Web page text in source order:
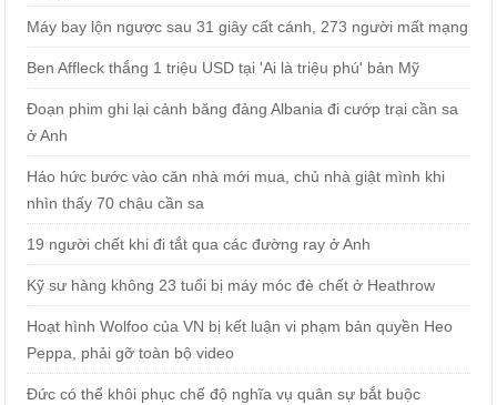
Máy bay lộn ngược sau 31 giây cất cánh, 273 người mất mạng
Ben Affleck thắng 1 triệu USD tại 'Ai là triệu phú' bản Mỹ
Đoạn phim ghi lại cảnh băng đảng Albania đi cướp trại cần sa
ở Anh
Háo hức bước vào căn nhà mới mua, chủ nhà giật mình khi
nhìn thấy 70 chậu cần sa
19 người chết khi đi tắt qua các đường ray ở Anh
Kỹ sư hàng không 23 tuổi bị máy móc đè chết ở Heathrow
Hoạt hình Wolfoo của VN bị kết luận vi phạm bản quyền Heo
Peppa, phải gỡ toàn bộ video
Đức có thể khôi phục chế độ nghĩa vụ quân sự bắt buộc